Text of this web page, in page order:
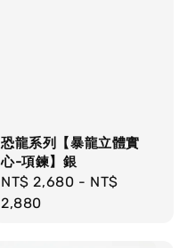
恐龍系列【暴龍立體實
心-項鍊】銀
Regular
price
NT$ 2,680 - NT$
2,880